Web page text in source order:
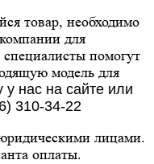
товар, необходимо
для
помогут
модель для
у нас на сайте или
310-34-22
лицами.
оплаты.